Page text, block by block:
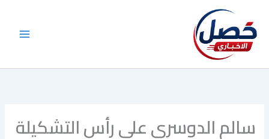
المحتوى
سالم الدوسري على رأس التشكيلة